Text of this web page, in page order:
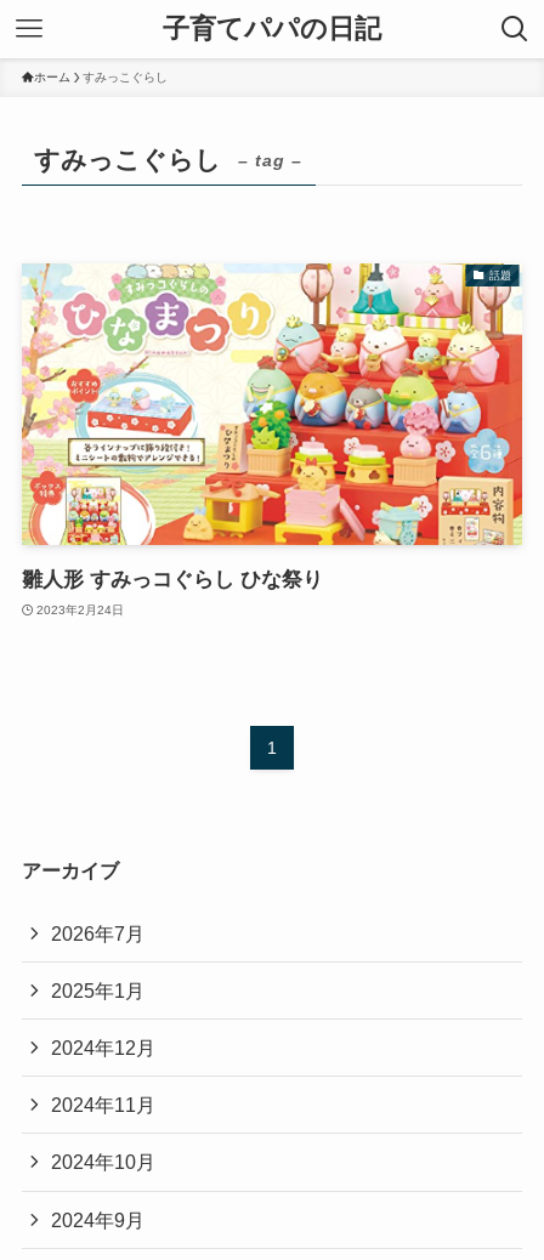
子育てパパの日記
ホーム すみっこぐらし
すみっこぐらし – tag –
話題
雛人形 すみっコぐらし ひな祭り
2023年2月24日
1
アーカイブ
2026年7月
2025年1月
2024年12月
2024年11月
2024年10月
2024年9月